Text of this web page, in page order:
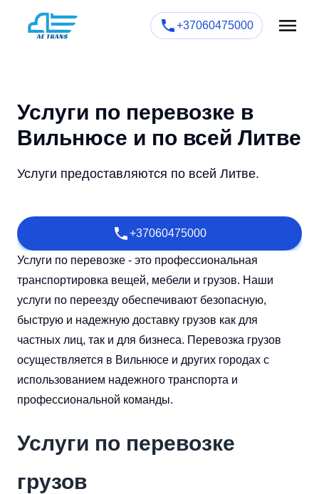
+37060475000
Услуги по перевозке в
Вильнюсе и по всей Литве
Услуги предоставляются по всей Литве.
+37060475000
Услуги по перевозке - это профессиональная
транспортировка вещей, мебели и грузов. Наши
услуги по переезду обеспечивают безопасную,
быструю и надежную доставку грузов как для
частных лиц, так и для бизнеса. Перевозка грузов
осуществляется в Вильнюсе и других городах с
использованием надежного транспорта и
профессиональной команды.
Услуги по перевозке
грузов